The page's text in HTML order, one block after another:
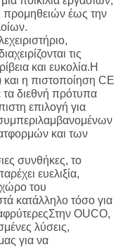
έως την
τις
και ευκολία.Η
η πιστοποίηση CE
διεθνή πρότυπα
επιλογή για
και των
συνθήκες, το
ευελιξία,
του
κατάλληλο τόσο για
OUCO,
λύσεις,
για να